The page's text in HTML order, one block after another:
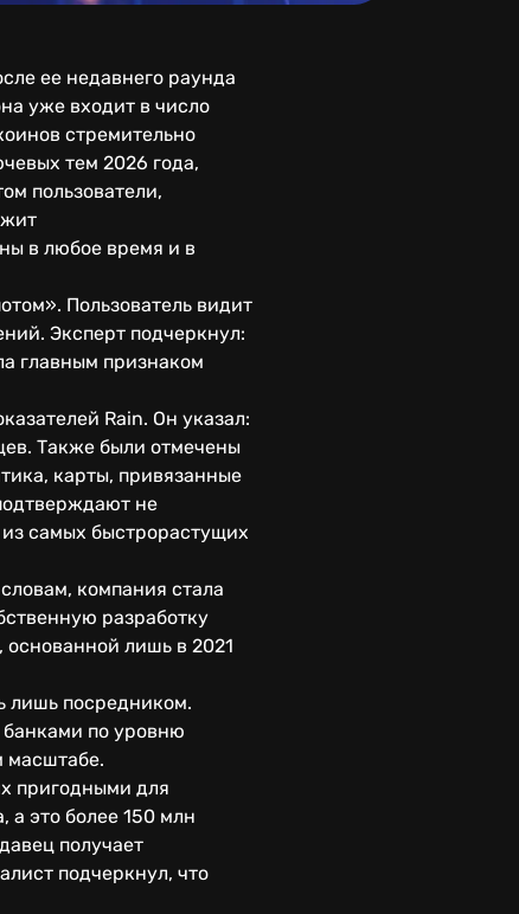
ее недавнего раунда
уже входит в число
стремительно
тем 2026 года,
пользователи,
в любое время и в
Пользователь видит
Эксперт подчеркнул:
главным признаком
Rain. Он указал:
Также были отмечены
карты, привязанные
не
самых быстрорастущих
компания стала
разработку
основанной лишь в 2021
лишь посредником.
по уровню
масштабе.
пригодными для
а это более 150 млн
получает
подчеркнул, что